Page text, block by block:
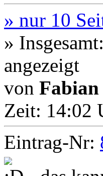
» nur 10
»
angezeigt
von Fabian
Zeit: 14:02
Eintrag-Nr: